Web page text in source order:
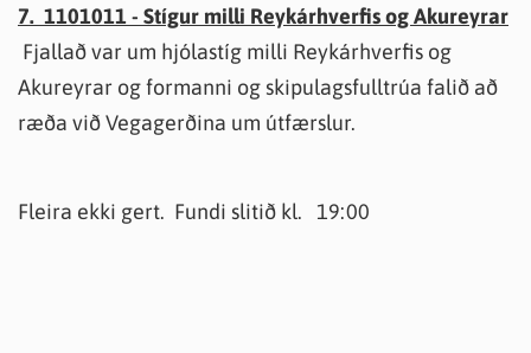
7. 1101011 - Stígur milli Reykárhverfis og Akureyrar
Fjallað var um hjólastíg milli Reykárhverfis og
Akureyrar og formanni og skipulagsfulltrúa falið að
ræða við Vegagerðina um útfærslur.
Fleira ekki gert. Fundi slitið kl. 19:00